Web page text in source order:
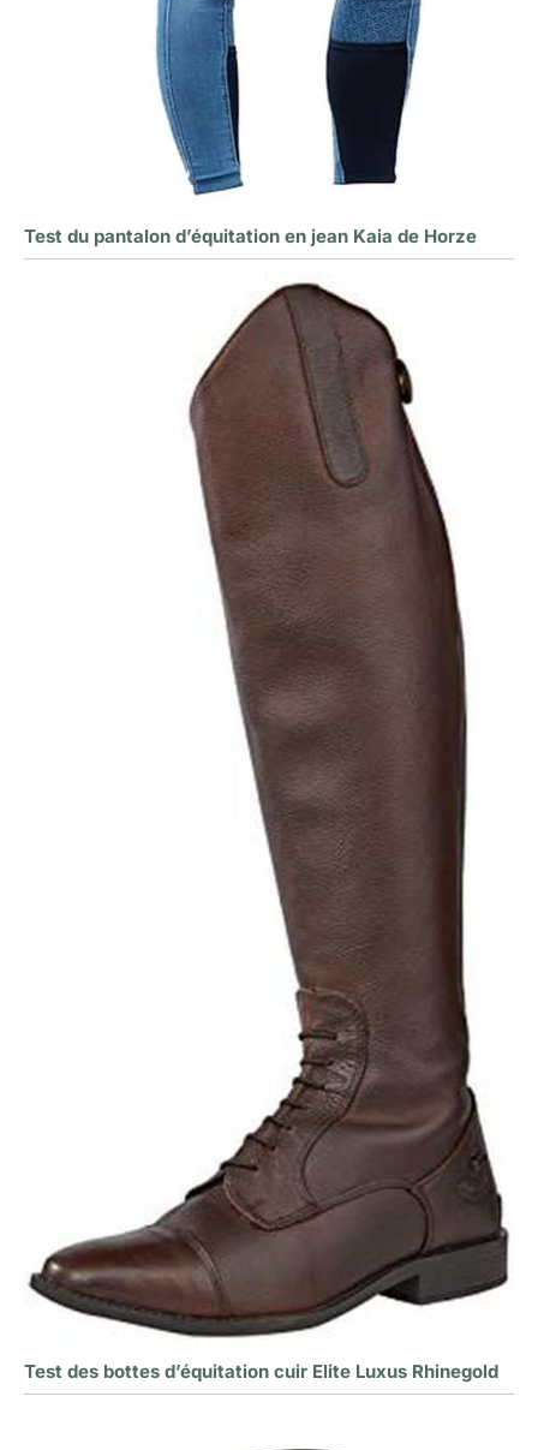
Test du pantalon d’équitation en jean Kaia de Horze
Test des bottes d’équitation cuir Elite Luxus Rhinegold